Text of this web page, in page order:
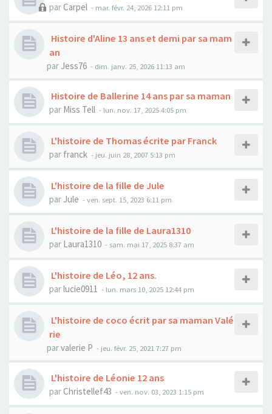
parCarpel - mar. févr. 24, 2026 12:11 pm
Histoire d'Aline 13 ans et demi par sa mam
an
par Jess76 - dim. janv. 25, 2026 11:13 am
Histoire de Ballerine 14 ans par sa maman
par Miss Tell - lun. nov. 17, 2025 4:05 pm
L'histoire de Thomas écrite par Franck
par franck - jeu. juin 28, 2007 5:13 pm
L'histoire de la fille de Jule
par Jule - ven. sept. 15, 2023 6:11 pm
L'histoire de la fille de Laura1310
par Laura1310 - sam. mai 17, 2025 8:37 am
L'histoire de Léo, 12 ans.
parlucie0911 - lun. mars 10, 2025 12:44 pm
L'histoire de coco écrit par sa maman Valé
rie
parvalerie P - jeu. févr. 25, 2021 7:27 pm
L'histoire de Léonie 12 ans
parChristellef43 - ven. nov. 03, 2023 1:15 pm